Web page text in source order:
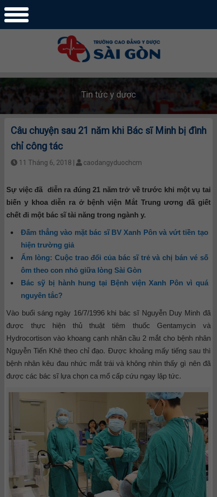
Tin tức y dược
Câu chuyện sau 21 năm khi Bác sĩ Minh bị đình
chỉ công tác
11 Tháng 6, 2018 | caodangyduochcm
Sự việc đã diễn ra đúng 21 năm trở về trước khi một vụ tai
biến y khoa diễn ra ở bệnh viện Mắt Trung ương đã giết
chết đi một bác sĩ tài năng trong ngành y.
Đấm thẳng vào mặt bác sĩ BV Xanh Pôn và vứt tiền tạo
hiện trường giả
Ấm lòng: Cuộc trao đổi của bác sĩ trẻ và chị bán vé số
ôm theo con nhỏ giữa lòng Sài Gòn
Bác sỹ bị hành hung tại Bệnh viện Xanh Pôn vì quá
nguyên tắc?
Vào buổi sáng ngày 16/7/1996 khi bác sĩ Nguyễn Duy Minh đã
được thực hiện thủ thuật tiêm thuốc Gentamycin và
Hydrocortison vào khoang cạnh nhãn cầu 2 mắt cho bệnh nhân
Nguyễn Tiến Khê theo chỉ đạo. Được khoảng mấy tiếng sau thì
bệnh nhân kêu đau nhức mắt trái và không nhìn thấy gì nên đã
được các bác sĩ lựa chọn ca mổ cấp cứu ngay lập tức.